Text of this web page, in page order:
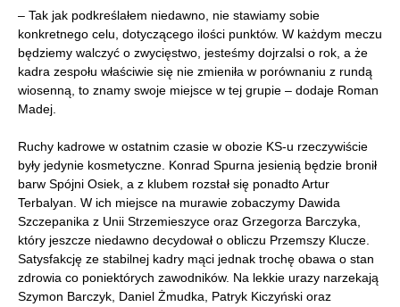
– Tak jak podkreślałem niedawno, nie stawiamy sobie
konkretnego celu, dotyczącego ilości punktów. W każdym meczu
będziemy walczyć o zwycięstwo, jesteśmy dojrzalsi o rok, a że
kadra zespołu właściwie się nie zmieniła w porównaniu z rundą
wiosenną, to znamy swoje miejsce w tej grupie – dodaje Roman
Madej.
Ruchy kadrowe w ostatnim czasie w obozie KS-u rzeczywiście
były jedynie kosmetyczne. Konrad Spurna jesienią będzie bronił
barw Spójni Osiek, a z klubem rozstał się ponadto Artur
Terbalyan. W ich miejsce na murawie zobaczymy Dawida
Szczepanika z Unii Strzemieszyce oraz Grzegorza Barczyka,
który jeszcze niedawno decydował o obliczu Przemszy Klucze.
Satysfakcję ze stabilnej kadry mąci jednak trochę obawa o stan
zdrowia co poniektórych zawodników. Na lekkie urazy narzekają
Szymon Barczyk, Daniel Żmudka, Patryk Kiczyński oraz